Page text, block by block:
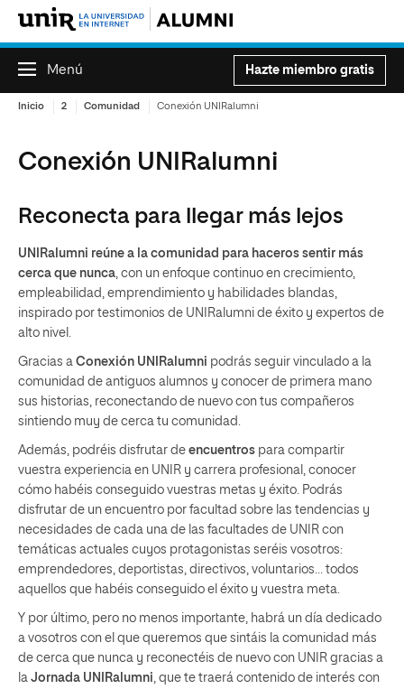
Menú Hazte miembro gratis
Inicio 2 Comunidad Conexión UNIRalumni
Conexión UNIRalumni
Reconecta para llegar más lejos
UNIRalumni reúne a la comunidad para haceros sentir más
cerca que nunca, con un enfoque continuo en crecimiento,
empleabilidad, emprendimiento y habilidades blandas,
inspirado por testimonios de UNIRalumni de éxito y expertos de
alto nivel.
Gracias a Conexión UNIRalumni podrás seguir vinculado a la
comunidad de antiguos alumnos y conocer de primera mano
sus historias, reconectando de nuevo con tus compañeros
sintiendo muy de cerca tu comunidad.
Además, podréis disfrutar de encuentros para compartir
vuestra experiencia en UNIR y carrera profesional, conocer
cómo habéis conseguido vuestras metas y éxito. Podrás
disfrutar de un encuentro por facultad sobre las tendencias y
necesidades de cada una de las facultades de UNIR con
temáticas actuales cuyos protagonistas seréis vosotros:
emprendedores, deportistas, directivos, voluntarios… todos
aquellos que habéis conseguido el éxito y vuestra meta.
Y por último, pero no menos importante, habrá un día dedicado
a vosotros con el que queremos que sintáis la comunidad más
de cerca que nunca y reconectéis de nuevo con UNIR gracias a
la Jornada UNIRalumni, que te traerá contenido de interés con